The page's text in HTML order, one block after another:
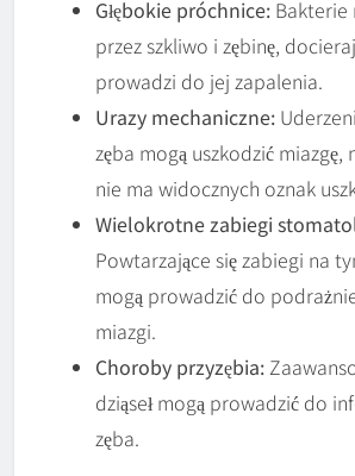
Głębokie próchnice: Bakterie
przez szkliwo i zębinę,
prowadzi do jej zapalenia.
Urazy mechaniczne:
zęba mogą uszkodzić miazgę,
nie ma widocznych oznak
Wielokrotne zabiegi
Powtarzające się zabiegi na
mogą prowadzić do
miazgi.
Choroby przyzębia:
dziąseł mogą prowadzić do
zęba.